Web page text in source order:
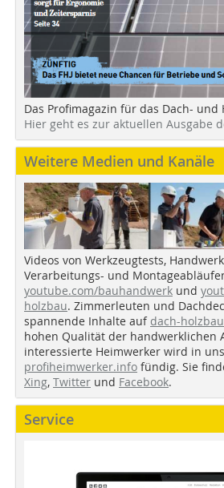
Das Profimagazin für das Dach- und
Hier geht es zur aktuellen Ausgabe
Weitere Medien und Kanäle
Videos von Werkzeugtests,
Verarbeitungs- und
youtube.com/bauhandwerk und
holzbau. Zimmerleuten und
spannende Inhalte auf dach-
hohen Qualität der handwerklichen
interessierte Heimwerker wird in
profiheimwerker.info fündig. Sie
Xing, Twitter und Facebook.
Service